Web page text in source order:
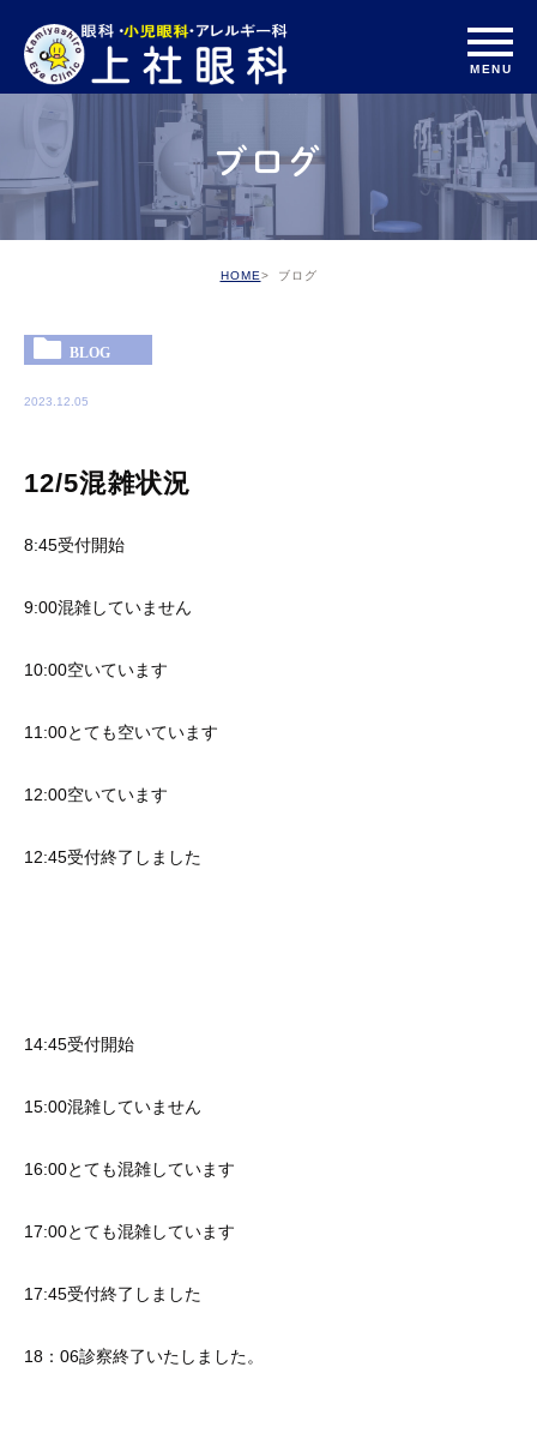
ブログ
HOME ブログ
BLOG
2023.12.05
12/5混雑状況
8:45受付開始
9:00混雑していません
10:00空いています
11:00とても空いています
12:00空いています
12:45受付終了しました
14:45受付開始
15:00混雑していません
16:00とても混雑しています
17:00とても混雑しています
17:45受付終了しました
18：06診察終了いたしました。